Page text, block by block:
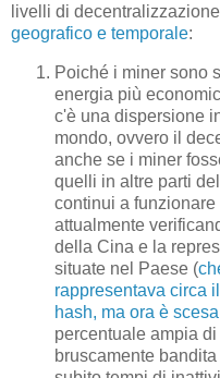
livelli di
geografico e temporale:
Poiché i miner sono
energia più
c'è una dispersione
mondo, ovvero il
anche se i miner
quelli in altre parti
continui a
attualmente
della Cina e la
situate nel Paese (
rappresentava circa
hash, ma ora è
percentuale ampia
bruscamente